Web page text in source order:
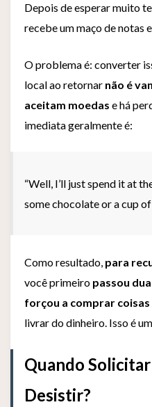
Depois de esperar muito
recebe um maço de notas
O problema é: converter
local ao retornar não é
aceitam moedas e há
imediata geralmente é:
“Well, I’ll just spend it at
some chocolate or a cup
Como resultado, para
você primeiro passou
forçou a comprar
livrar do dinheiro. Isso é
Quando
Desistir?